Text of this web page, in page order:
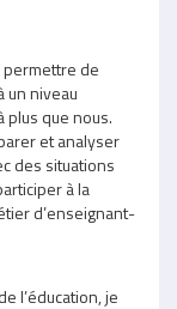
permettre de
un niveau
que nous.
et analyser
des situations
à la
d’enseignant-
l’éducation, je